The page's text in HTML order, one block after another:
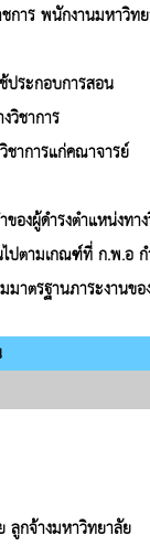
าร พนักงานมหาวิท
ระกอบการสอน
วิชาการ
าการแก่คณาจารย์
งผู้ดำรงตำแหน่งทาง
ปตามเกณฑ์ที่ ก.พ.อ
รฐานภาระงานขอ
กจ้างมหาวิทยาลัย